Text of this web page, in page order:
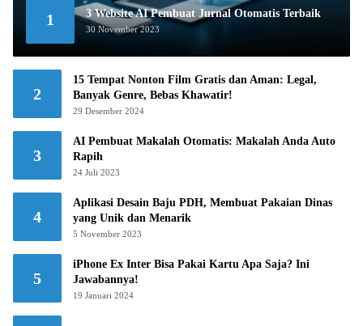
1 3 Website AI Pembuat Jurnal Otomatis Terbaik
30 November 2023
2
15 Tempat Nonton Film Gratis dan Aman: Legal,
Banyak Genre, Bebas Khawatir!
29 Desember 2024
3
AI Pembuat Makalah Otomatis: Makalah Anda Auto
Rapih
24 Juli 2023
4
Aplikasi Desain Baju PDH, Membuat Pakaian Dinas
yang Unik dan Menarik
5 November 2023
5
iPhone Ex Inter Bisa Pakai Kartu Apa Saja? Ini
Jawabannya!
19 Januari 2024